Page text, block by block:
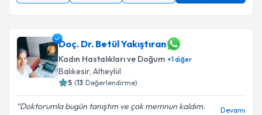
Doç. Dr. Betül Yakıştıran
Kadın Hastalıkları ve Doğum +1diğer
Balıkesir, Altıeylül
5 (13 Değerlendirme)
Doktorumla bugün tanıştım ve çok memnun kaldım.
Devamı